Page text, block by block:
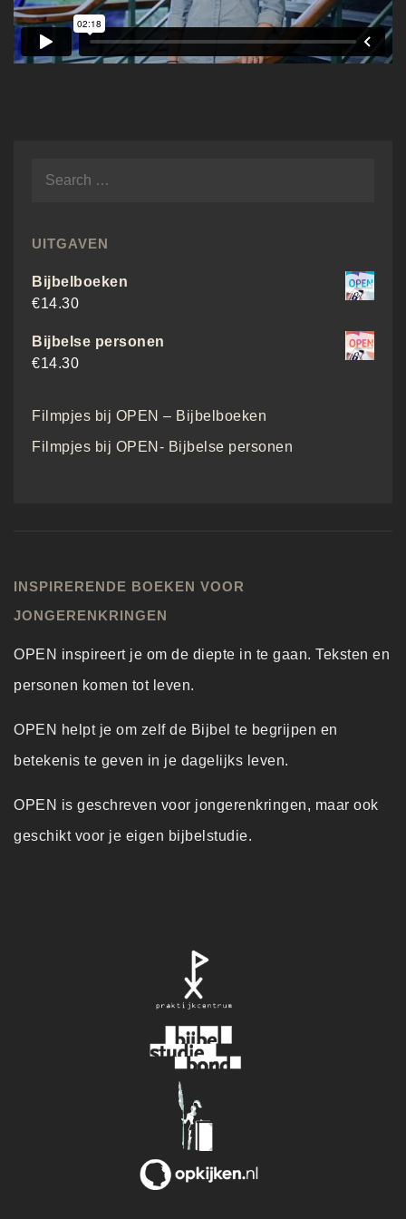
Contact
UITGAVEN
Bijbelboeken
€14.30
Bijbelse personen
€14.30
Filmpjes bij OPEN – Bijbelboeken
Filmpjes bij OPEN- Bijbelse personen
INSPIRERENDE BOEKEN VOOR
JONGERENKRINGEN
OPEN inspireert je om de diepte in te gaan. Teksten en
personen komen tot leven.
OPEN helpt je om zelf de Bijbel te begrijpen en
betekenis te geven in je dagelijks leven.
OPEN is geschreven voor jongerenkringen, maar ook
geschikt voor je eigen bijbelstudie.